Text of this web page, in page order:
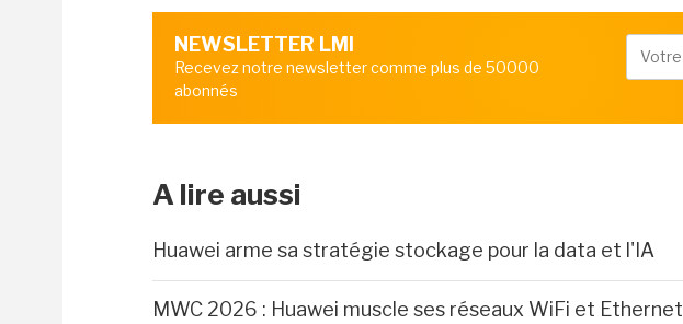
NEWSLETTER LMI
Recevez notre newsletter comme plus de 50000
abonnés
A lire aussi
Huawei arme sa stratégie stockage pour la data et l'IA
MWC 2026 : Huawei muscle ses réseaux WiFi et Ethernet